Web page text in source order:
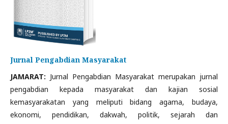
Jurnal Pengabdian Masyarakat
JAMARAT: Jurnal Pengabdian Masyarakat merupakan jurnal
pengabdian kepada masyarakat dan kajian sosial
kemasyarakatan yang meliputi bidang agama, budaya,
ekonomi, pendidikan, dakwah, politik, sejarah dan